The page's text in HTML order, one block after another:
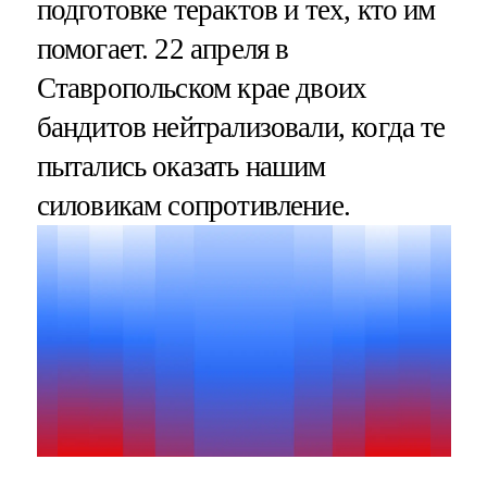
подготовке терактов и тех, кто им
помогает. 22 апреля в
Ставропольском крае двоих
бандитов нейтрализовали, когда те
пытались оказать нашим
силовикам сопротивление.